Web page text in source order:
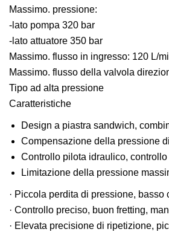
Massimo. pressione:
-lato pompa 320 bar
-lato attuatore 350 bar
Massimo. flusso in ingresso: 120 L/
Massimo. flusso della valvola
Tipo ad alta pressione
Caratteristiche
Design a piastra sandwich,
Compensazione della pressione
Controllo pilota idraulico,
Limitazione della pressione
· Piccola perdita di pressione, basso
· Controllo preciso, buon fretting,
· Elevata precisione di ripetizione,